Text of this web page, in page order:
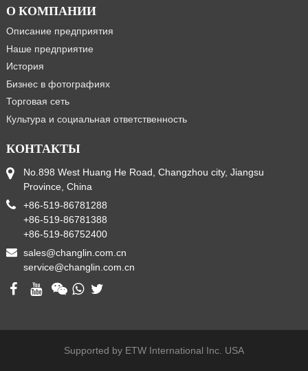
О КОМПАНИИ
Описание предприятия
Наше предприятие
История
Бизнес в фотографиях
Торговая сеть
Культура и социальная ответственность
КОНТАКТЫ
No.898 West Huang He Road, Changzhou city, Jiangsu
Province, China
+86-519-86781288
+86-519-86781388
+86-519-86752400
sales@changlin.com.cn
service@changlin.com.cn
Supported by ETW International Inc. USA